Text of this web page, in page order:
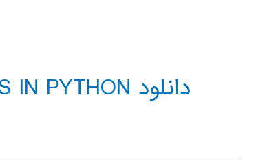
دانلود NEURO FUZZY ANFIS IN PYTHON